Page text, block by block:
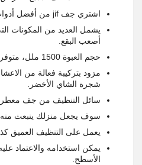
اشتري جف jif من أفضل أدوات تنظيف الأرضيات
يشمل العديد من المكونات
أصعب البقع.
حجم العبوة 1500 ملل، متوفر بسعر 32 ريال سعودي.
مزود بتركيبة فعالة من
شجرة الشاي الأخضر.
سائل التنظيف من جف معطر
سوف يجعل منزلك ينبعث منه
يعمل على التنظيف العميق
يمكن استخدامه والاعتماد
الأسطح.